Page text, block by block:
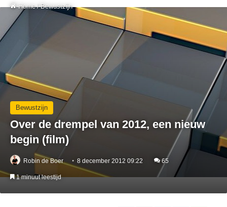
Home / Bewustzijn
Bewustzijn
Over de drempel van 2012, een nieuw
begin (film)
Robin de Boer 8 december 2012 09:22 65
1 minuut leestijd